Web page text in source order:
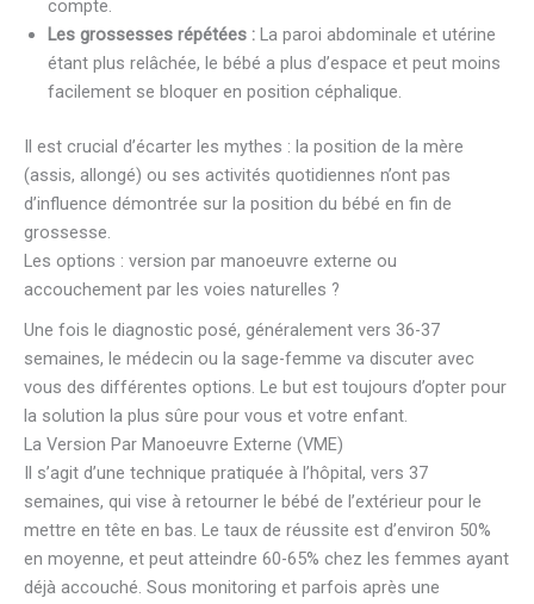
compte.
Les grossesses répétées : La paroi abdominale et utérine
étant plus relâchée, le bébé a plus d’espace et peut moins
facilement se bloquer en position céphalique.
Il est crucial d’écarter les mythes : la position de la mère
(assis, allongé) ou ses activités quotidiennes n’ont pas
d’influence démontrée sur la position du bébé en fin de
grossesse.
Les options : version par manoeuvre externe ou
accouchement par les voies naturelles ?
Une fois le diagnostic posé, généralement vers 36-37
semaines, le médecin ou la sage-femme va discuter avec
vous des différentes options. Le but est toujours d’opter pour
la solution la plus sûre pour vous et votre enfant.
La Version Par Manoeuvre Externe (VME)
Il s’agit d’une technique pratiquée à l’hôpital, vers 37
semaines, qui vise à retourner le bébé de l’extérieur pour le
mettre en tête en bas. Le taux de réussite est d’environ 50%
en moyenne, et peut atteindre 60-65% chez les femmes ayant
déjà accouché. Sous monitoring et parfois après une